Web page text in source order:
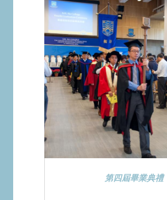
第四屆畢業典禮